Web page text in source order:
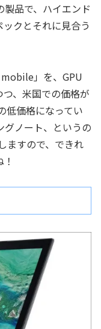
品で、ハイエンド
クとそれに見合う
」を、GPU
つ、米国での価格が
低価格になってい
グノート、というの
ますので、できれ